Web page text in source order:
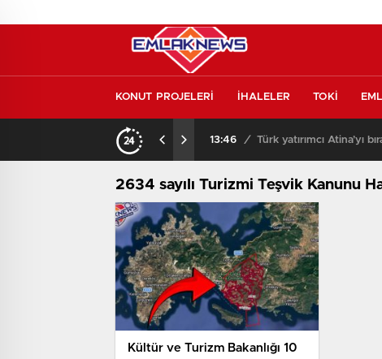
KONUT PROJELERİ İHALELER TOKİ
13:46 / Türk yatırımcı Atina’yı
2634 sayılı Turizmi Teşvik Kanunu
Kültür ve Turizm Bakanlığı 10